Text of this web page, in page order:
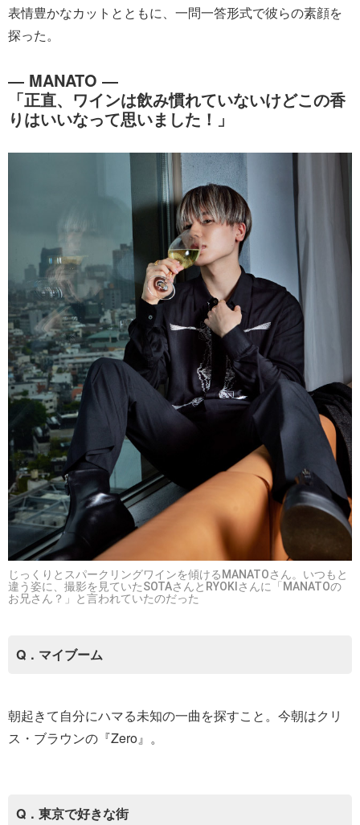
表情豊かなカットとともに、一問一答形式で彼らの素顔を
探った。
― MANATO ―
「正直、ワインは飲み慣れていないけどこの香
りはいいなって思いました！」
じっくりとスパークリングワインを傾けるMANATOさん。いつもと
違う姿に、撮影を見ていたSOTAさんとRYOKIさんに「MANATOの
お兄さん？」と言われていたのだった
Q．マイブーム
朝起きて自分にハマる未知の一曲を探すこと。今朝はクリ
ス・ブラウンの『Zero』。
Q．東京で好きな街